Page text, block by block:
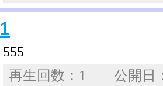
1
555
再生回数：1 公開